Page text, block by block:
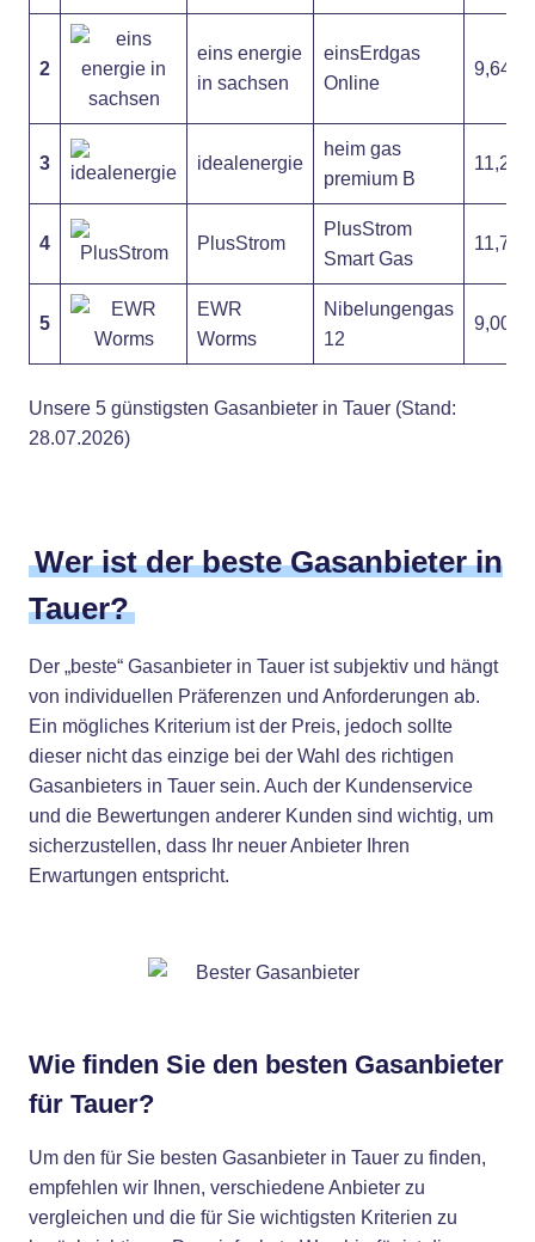
2
eins energie
in sachsen
einsErdgas
Online
9,64 ct
3 idealenergie
heim gas
premium B
11,29
4 PlusStrom
PlusStrom
Smart Gas
11,70
5
EWR
Worms
Nibelungengas
12
9,00 ct
Unsere 5 günstigsten Gasanbieter in Tauer (Stand:
28.07.2026)
Wer ist der beste Gasanbieter in
Tauer?
Der „beste“ Gasanbieter in Tauer ist subjektiv und hängt
von individuellen Präferenzen und Anforderungen ab.
Ein mögliches Kriterium ist der Preis, jedoch sollte
dieser nicht das einzige bei der Wahl des richtigen
Gasanbieters in Tauer sein. Auch der Kundenservice
und die Bewertungen anderer Kunden sind wichtig, um
sicherzustellen, dass Ihr neuer Anbieter Ihren
Erwartungen entspricht.
Wie finden Sie den besten Gasanbieter
für Tauer?
Um den für Sie besten Gasanbieter in Tauer zu finden,
empfehlen wir Ihnen, verschiedene Anbieter zu
vergleichen und die für Sie wichtigsten Kriterien zu